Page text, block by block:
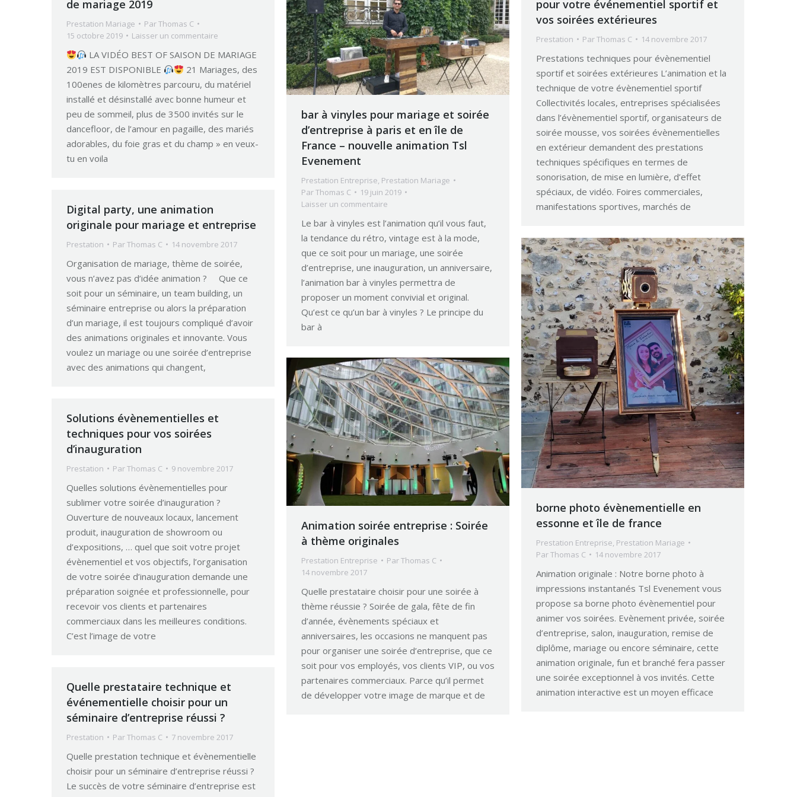
de mariage 2019
Prestation Mariage ParThomas C
15 octobre 2019
Laisser un commentaire
LA VIDÉO BEST OF SAISON DE MARIAGE
2019 EST DISPONIBLE
21 Mariages, des
100enes de kilomètres parcouru, du matériel
installé et désinstallé avec bonne humeur et
peu de sommeil, plus de 3500 invités sur le
dancefloor, de l’amour en pagaille, des mariés
adorables, du foie gras et du champ » en veux-
tu en voila
bar à vinyles pour mariage et soirée
d’entreprise à paris et en île de
France – nouvelle animation Tsl
Evenement
Prestation Entreprise, Prestation Mariage
ParThomas C
19 juin 2019
Laisser un commentaire
Le bar à vinyles est l’animation qu’il vous faut,
la tendance du rétro, vintage est à la mode,
que ce soit pour un mariage, une soirée
d’entreprise, une inauguration, un anniversaire,
l’animation bar à vinyles permettra de
proposer un moment convivial et original.
Qu’est ce qu’un bar à vinyles ? Le principe du
bar à
pour votre événementiel sportif et
vos soirées extérieures
Prestation ParThomas C 14 novembre 2017
Prestations techniques pour évènementiel
sportif et soirées extérieures L’animation et la
technique de votre évènementiel sportif
Collectivités locales, entreprises spécialisées
dans l’évènementiel sportif, organisateurs de
soirée mousse, vos soirées évènementielles
en extérieur demandent des prestations
techniques spécifiques en termes de
sonorisation, de mise en lumière, d’effet
spéciaux, de vidéo. Foires commerciales,
manifestations sportives, marchés de
Digital party, une animation
originale pour mariage et entreprise
Prestation ParThomas C 14 novembre 2017
Organisation de mariage, thème de soirée,
vous n’avez pas d’idée animation ? Que ce
soit pour un séminaire, un team building, un
séminaire entreprise ou alors la préparation
d’un mariage, il est toujours compliqué d’avoir
des animations originales et innovante. Vous
voulez un mariage ou une soirée d’entreprise
avec des animations qui changent,
borne photo évènementielle en
essonne et île de france
Prestation Entreprise, Prestation Mariage
ParThomas C 14 novembre 2017
Animation originale : Notre borne photo à
impressions instantanés Tsl Evenement vous
propose sa borne photo évènementiel pour
animer vos soirées. Evènement privée, soirée
d’entreprise, salon, inauguration, remise de
diplôme, mariage ou encore séminaire, cette
animation originale, fun et branché fera passer
une soirée exceptionnel à vos invités. Cette
animation interactive est un moyen efficace
Animation soirée entreprise : Soirée
à thème originales
Prestation Entreprise ParThomas C
14 novembre 2017
Quelle prestataire choisir pour une soirée à
thème réussie ? Soirée de gala, fête de fin
d’année, évènements spéciaux et
anniversaires, les occasions ne manquent pas
pour organiser une soirée d’entreprise, que ce
soit pour vos employés, vos clients VIP, ou vos
partenaires commerciaux. Parce qu’il permet
de développer votre image de marque et de
Solutions évènementielles et
techniques pour vos soirées
d’inauguration
Prestation ParThomas C 9 novembre 2017
Quelles solutions évènementielles pour
sublimer votre soirée d’inauguration ?
Ouverture de nouveaux locaux, lancement
produit, inauguration de showroom ou
d’expositions, … quel que soit votre projet
évènementiel et vos objectifs, l’organisation
de votre soirée d’inauguration demande une
préparation soignée et professionnelle, pour
recevoir vos clients et partenaires
commerciaux dans les meilleures conditions.
C’est l’image de votre
Quelle prestataire technique et
événementielle choisir pour un
séminaire d’entreprise réussi ?
Prestation ParThomas C 7 novembre 2017
Quelle prestation technique et évènementielle
choisir pour un séminaire d’entreprise réussi ?
Le succès de votre séminaire d’entreprise est